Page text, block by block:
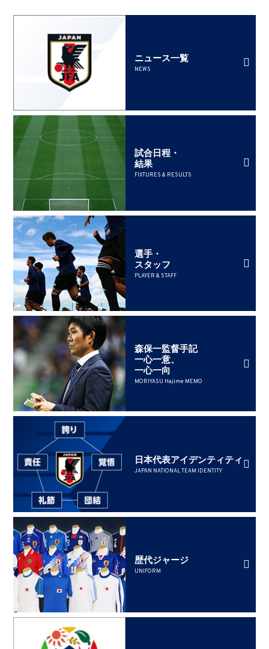
ニュース一覧
NEWS
試合日程・
結果
FIXTURES & RESULTS
選手・
スタッフ
PLAYER & STAFF
森保一監督手記
一心一意、
一心一向
MORIYASU Hajime MEMO
日本代表アイデンティティ
JAPAN NATIONAL TEAM IDENTITY
歴代ジャージ
UNIFORM